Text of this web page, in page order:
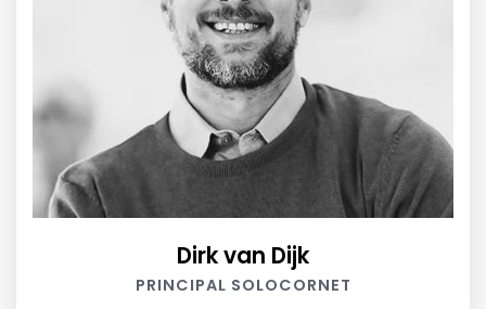
Dirk van Dijk
PRINCIPAL SOLOCORNET